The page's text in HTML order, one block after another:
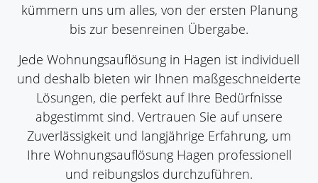
kümmern uns um alles, von der ersten Planung
bis zur besenreinen Übergabe.
Jede Wohnungsauflösung in Hagen ist individuell
und deshalb bieten wir Ihnen maßgeschneiderte
Lösungen, die perfekt auf Ihre Bedürfnisse
abgestimmt sind. Vertrauen Sie auf unsere
Zuverlässigkeit und langjährige Erfahrung, um
Ihre Wohnungsauflösung Hagen professionell
und reibungslos durchzuführen.